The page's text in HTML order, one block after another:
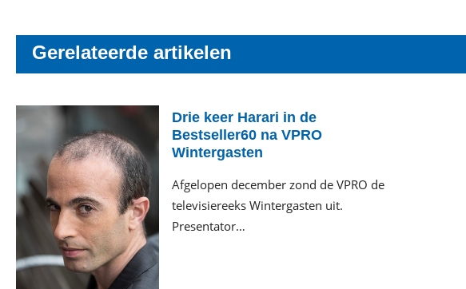
Gerelateerde artikelen
Drie keer Harari in de
Bestseller60 na VPRO
Wintergasten
Afgelopen december zond de VPRO de
televisiereeks Wintergasten uit.
Presentator…